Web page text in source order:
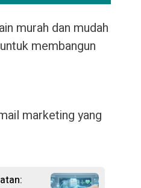
murah dan mudah
membangun
marketing yang